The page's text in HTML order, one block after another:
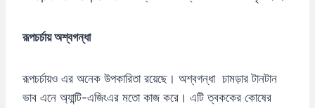
রূপচর্চায় অশ্বগন্ধা
রূপচর্চায়ও এর অনেক উপকারিতা রয়েছে। অশ্বগন্ধা চামড়ার টানটান
ভাব এনে অ্যান্টি-এজিংএর মতো কাজ করে। এটি ত্বককের কোষের